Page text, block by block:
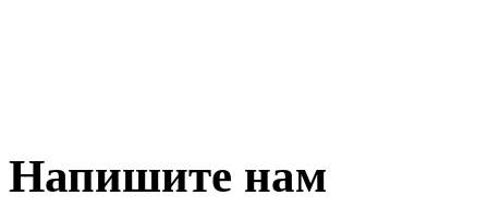
Напишите нам